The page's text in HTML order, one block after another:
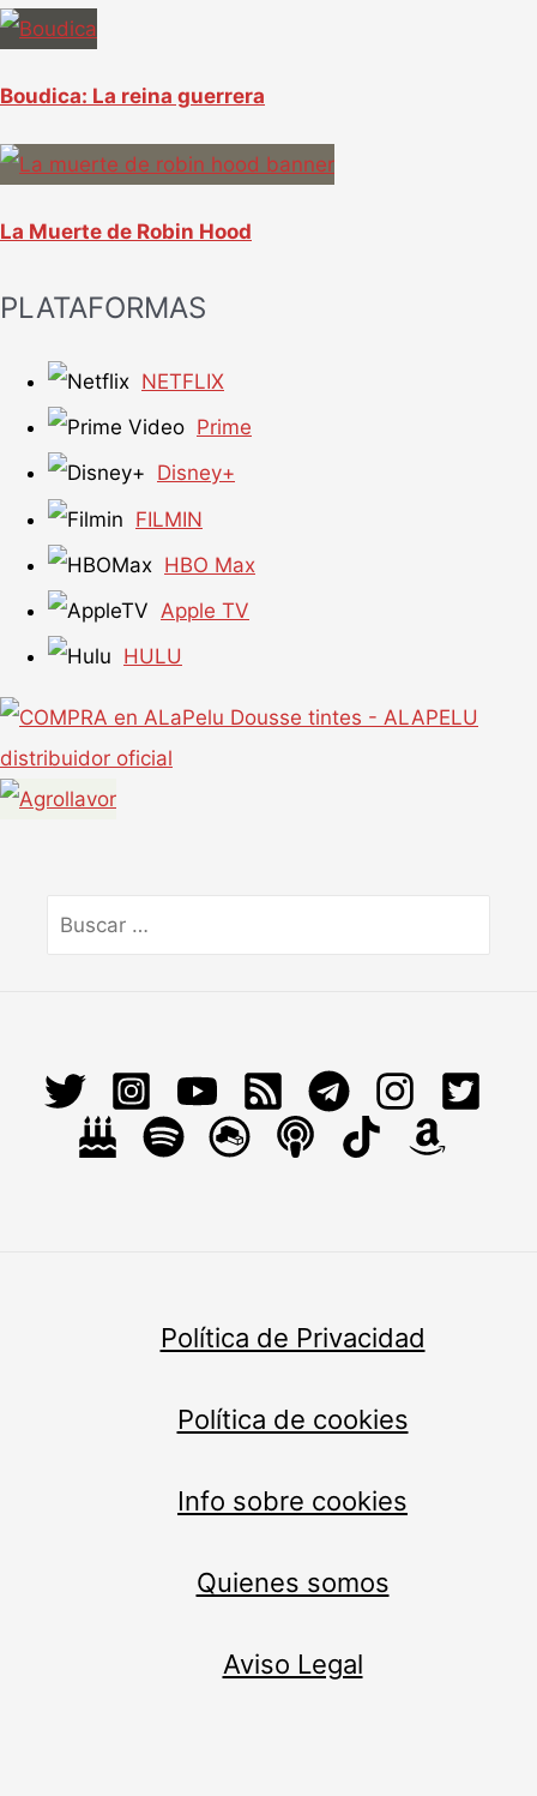
Boudica: La reina guerrera
La Muerte de Robin Hood
PLATAFORMAS
NETFLIX
Prime
Disney+
FILMIN
HBO Max
Apple TV
HULU
por:
Política de Privacidad
Política de cookies
Info sobre cookies
Quienes somos
Aviso Legal